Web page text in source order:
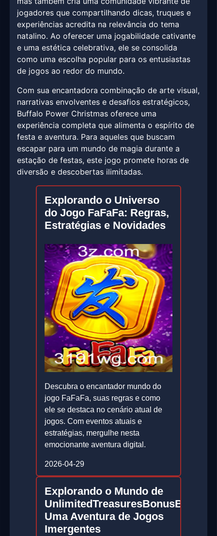
jogadores que compartilhando dicas, truques e
experiências acredita na relevância do tema
natalino. Ao oferecer uma jogabilidade cativante
e uma estética celebrativa, ele se consolida
como uma escolha popular para os entusiastas
de jogos ao redor do mundo.
Com sua encantadora combinação de arte visual,
narrativas envolventes e desafios estratégicos,
Buffalo Power Christmas oferece uma
experiência completa que alimenta o espírito de
festa e aventura. Para aqueles que buscam
escapar para um mundo de magia durante a
estação de festas, este jogo promete horas de
diversão e descobertas ilimitadas.
Explorando o Universo
do Jogo FaFaFa: Regras,
Estratégias e Novidades
Descubra o encantador mundo do
jogo FaFaFa, suas regras e como
ele se destaca no cenário atual de
jogos. Com eventos atuais e
estratégias, mergulhe nesta
emocionante aventura digital.
2026-04-29
Explorando o Mundo de
UnlimitedTreasuresBonusBuy:
Uma Aventura de Jogos
Imergentes